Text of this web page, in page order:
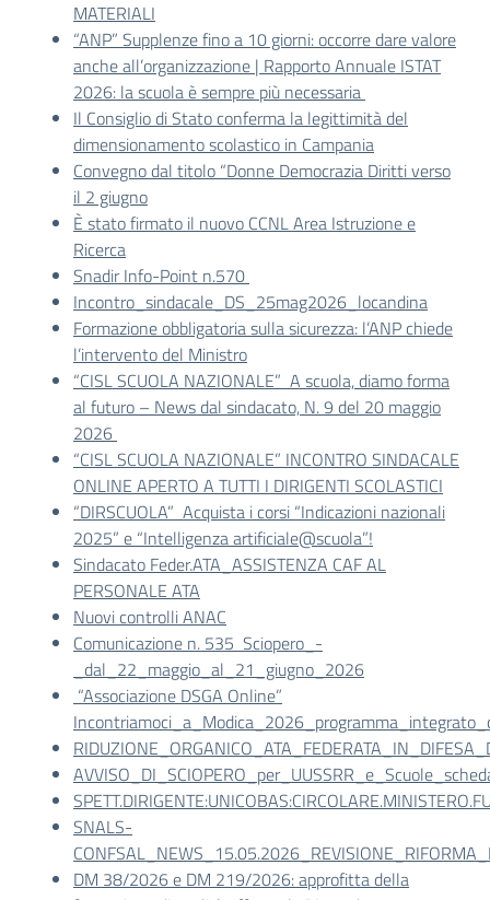
MATERIALI
“ANP” Supplenze fino a 10 giorni: occorre dare valore
anche all’organizzazione | Rapporto Annuale ISTAT
2026: la scuola è sempre più necessaria
Il Consiglio di Stato conferma la legittimità del
dimensionamento scolastico in Campania
Convegno dal titolo “Donne Democrazia Diritti verso
il 2 giugno
È stato firmato il nuovo CCNL Area Istruzione e
Ricerca
Snadir Info-Point n.570
Incontro_sindacale_DS_25mag2026_locandina
Formazione obbligatoria sulla sicurezza: l’ANP chiede
l’intervento del Ministro
“CISL SCUOLA NAZIONALE” A scuola, diamo forma
al futuro – News dal sindacato, N. 9 del 20 maggio
2026
“CISL SCUOLA NAZIONALE” INCONTRO SINDACALE
ONLINE APERTO A TUTTI I DIRIGENTI SCOLASTICI
“DIRSCUOLA” Acquista i corsi “Indicazioni nazionali
2025” e “Intelligenza artificiale@scuola”!
Sindacato Feder.ATA_ASSISTENZA CAF AL
PERSONALE ATA
Nuovi controlli ANAC
Comunicazione n. 535 Sciopero_-
_dal_22_maggio_al_21_giugno_2026
“Associazione DSGA Online”
SNALS-
DM 38/2026 e DM 219/2026: approfitta della